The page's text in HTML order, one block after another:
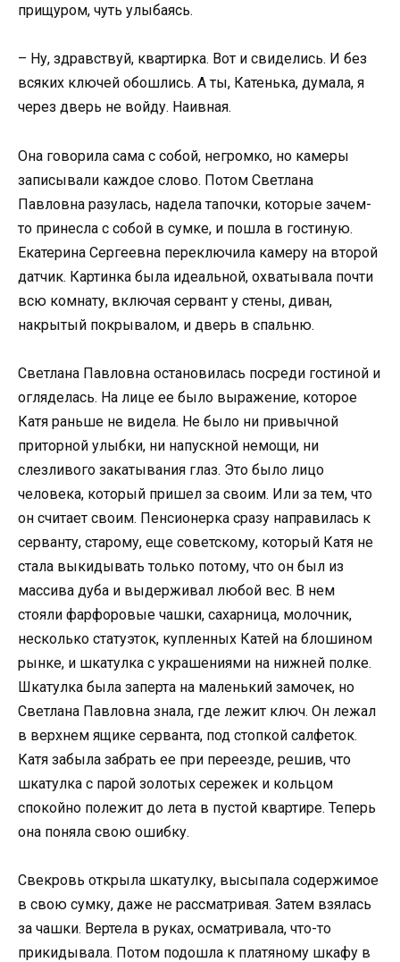
прищуром, чуть улыбаясь.
– Ну, здравствуй, квартирка. Вот и свиделись. И без
всяких ключей обошлись. А ты, Катенька, думала, я
через дверь не войду. Наивная.
Она говорила сама с собой, негромко, но камеры
записывали каждое слово. Потом Светлана
Павловна разулась, надела тапочки, которые зачем-
то принесла с собой в сумке, и пошла в гостиную.
Екатерина Сергеевна переключила камеру на второй
датчик. Картинка была идеальной, охватывала почти
всю комнату, включая сервант у стены, диван,
накрытый покрывалом, и дверь в спальню.
Светлана Павловна остановилась посреди гостиной и
огляделась. На лице ее было выражение, которое
Катя раньше не видела. Не было ни привычной
приторной улыбки, ни напускной немощи, ни
слезливого закатывания глаз. Это было лицо
человека, который пришел за своим. Или за тем, что
он считает своим. Пенсионерка сразу направилась к
серванту, старому, еще советскому, который Катя не
стала выкидывать только потому, что он был из
массива дуба и выдерживал любой вес. В нем
стояли фарфоровые чашки, сахарница, молочник,
несколько статуэток, купленных Катей на блошином
рынке, и шкатулка с украшениями на нижней полке.
Шкатулка была заперта на маленький замочек, но
Светлана Павловна знала, где лежит ключ. Он лежал
в верхнем ящике серванта, под стопкой салфеток.
Катя забыла забрать ее при переезде, решив, что
шкатулка с парой золотых сережек и кольцом
спокойно полежит до лета в пустой квартире. Теперь
она поняла свою ошибку.
Свекровь открыла шкатулку, высыпала содержимое
в свою сумку, даже не рассматривая. Затем взялась
за чашки. Вертела в руках, осматривала, что-то
прикидывала. Потом подошла к платяному шкафу в